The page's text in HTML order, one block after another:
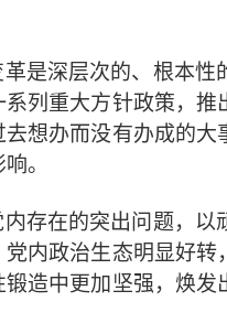
是深层次的、根本性
列重大方针政策，
想办而没有办成的
。
存在的突出问题，
内政治生态明显好转，
造中更加坚强，焕